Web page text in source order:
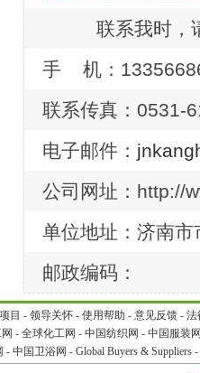
联系我时，
手 机：
联系传真：0531-
电子邮件：
公司网址：http://
单位地址：济南
邮政编码：
目 - 领导关怀 - 使用帮助 - 意见反馈 - 法
- 全球化工网 - 中国纺织网 - 中国服装
- 中国卫浴网 - Global Buyers & Suppliers -